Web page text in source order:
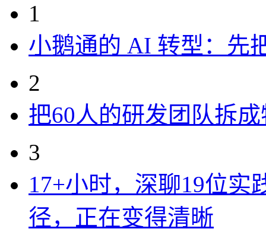
1
小鹅通的 AI 转型：先
2
把60人的研发团队拆
3
17+小时，深聊19位实
径，正在变得清晰